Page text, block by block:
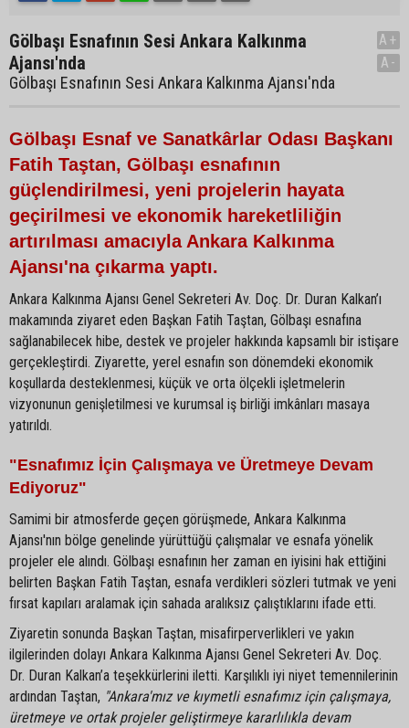
Gölbaşı Esnafının Sesi Ankara Kalkınma
Ajansı'nda
Gölbaşı Esnafının Sesi Ankara Kalkınma Ajansı'nda
A+
A-
Gölbaşı Esnaf ve Sanatkârlar Odası Başkanı
Fatih Taştan, Gölbaşı esnafının
güçlendirilmesi, yeni projelerin hayata
geçirilmesi ve ekonomik hareketliliğin
artırılması amacıyla Ankara Kalkınma
Ajansı'na çıkarma yaptı.
Ankara Kalkınma Ajansı Genel Sekreteri Av. Doç. Dr. Duran Kalkan’ı
makamında ziyaret eden Başkan Fatih Taştan, Gölbaşı esnafına
sağlanabilecek hibe, destek ve projeler hakkında kapsamlı bir istişare
gerçekleştirdi. Ziyarette, yerel esnafın son dönemdeki ekonomik
koşullarda desteklenmesi, küçük ve orta ölçekli işletmelerin
vizyonunun genişletilmesi ve kurumsal iş birliği imkânları masaya
yatırıldı.
"Esnafımız İçin Çalışmaya ve Üretmeye Devam
Ediyoruz"
Samimi bir atmosferde geçen görüşmede, Ankara Kalkınma
Ajansı'nın bölge genelinde yürüttüğü çalışmalar ve esnafa yönelik
projeler ele alındı. Gölbaşı esnafının her zaman en iyisini hak ettiğini
belirten Başkan Fatih Taştan, esnafa verdikleri sözleri tutmak ve yeni
fırsat kapıları aralamak için sahada aralıksız çalıştıklarını ifade etti.
Ziyaretin sonunda Başkan Taştan, misafirperverlikleri ve yakın
ilgilerinden dolayı Ankara Kalkınma Ajansı Genel Sekreteri Av. Doç.
Dr. Duran Kalkan’a teşekkürlerini iletti. Karşılıklı iyi niyet temennilerinin
ardından Taştan, "Ankara'mız ve kıymetli esnafımız için çalışmaya,
üretmeye ve ortak projeler geliştirmeye kararlılıkla devam